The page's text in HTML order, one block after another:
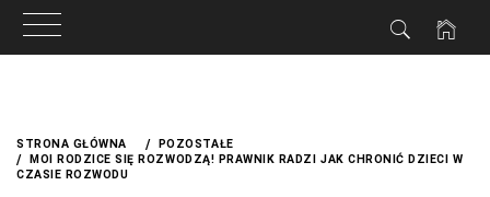
treściSTRONA GŁÓWNA
POZOSTAŁE
MOI RODZICE SIĘ ROZWODZĄ! PRAWNIK RADZI JAK CHRONIĆ DZIECI W
CZASIE ROZWODU